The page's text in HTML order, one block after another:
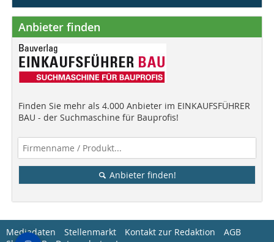
Anbieter finden
Finden Sie mehr als 4.000 Anbieter im EINKAUFSFÜHRER
BAU - der Suchmaschine für Bauprofis!
Anbieter finden!
Mediadaten Stellenmarkt Kontakt zur Redaktion
AGB